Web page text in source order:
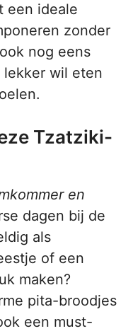
een ideale
zonder
nog eens
wil eten
Tzatziki-
en
dagen bij de
als
of een
maken?
pita-broodjes
een must-